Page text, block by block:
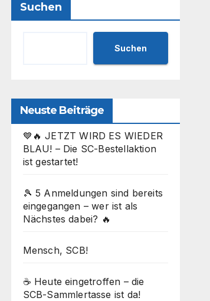
Suchen
Suchen
Neuste Beiträge
💙🔥 JETZT WIRD ES WIEDER
BLAU! – Die SC-Bestellaktion
ist gestartet!
🎾 5 Anmeldungen sind bereits
eingegangen – wer ist als
Nächstes dabei? 🔥
Mensch, SCB!
☕ Heute eingetroffen – die
SCB-Sammlertasse ist da!